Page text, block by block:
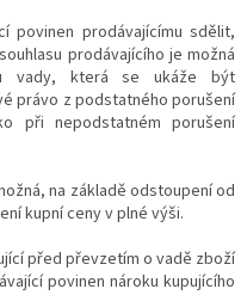
povinen prodávajícímu sdělit,
prodávajícího je možná
vady, která se ukáže být
právo z podstatného porušení
při nepodstatném porušení
na základě odstoupení od
kupní ceny v plné výši.
před převzetím o vadě zboží
povinen nároku kupujícího